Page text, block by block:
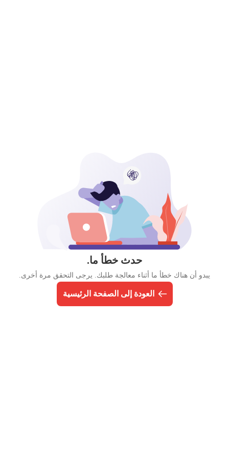
حدث خطأ ما.
يبدو أن هناك خطأ ما أثناء معالجة طلبك. يرجى التحقق مرة أخرى.
العودة إلى الصفحة الرئيسية